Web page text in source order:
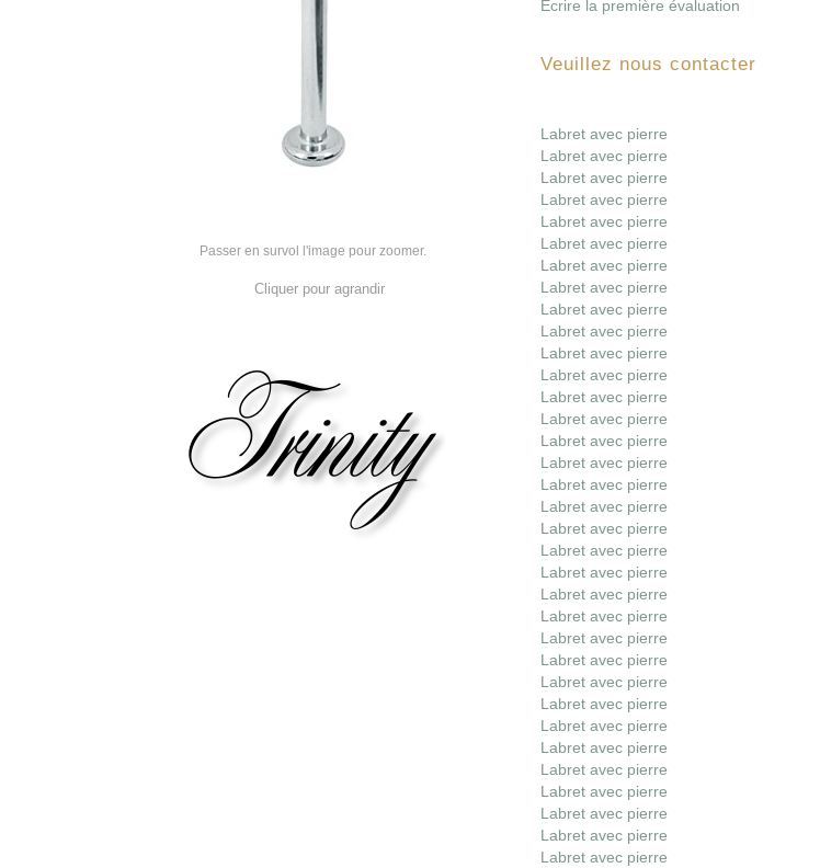
Passer en survol l'image pour zoomer.
Cliquer pour agrandir
Écrire la première évaluation
Veuillez nous contacter
Labret avec pierre
Labret avec pierre
Labret avec pierre
Labret avec pierre
Labret avec pierre
Labret avec pierre
Labret avec pierre
Labret avec pierre
Labret avec pierre
Labret avec pierre
Labret avec pierre
Labret avec pierre
Labret avec pierre
Labret avec pierre
Labret avec pierre
Labret avec pierre
Labret avec pierre
Labret avec pierre
Labret avec pierre
Labret avec pierre
Labret avec pierre
Labret avec pierre
Labret avec pierre
Labret avec pierre
Labret avec pierre
Labret avec pierre
Labret avec pierre
Labret avec pierre
Labret avec pierre
Labret avec pierre
Labret avec pierre
Labret avec pierre
Labret avec pierre
Labret avec pierre